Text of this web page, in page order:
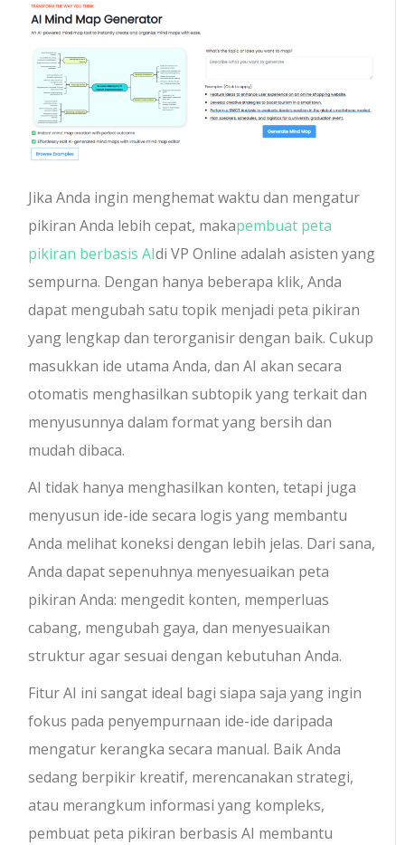
Jika Anda ingin menghemat waktu dan mengatur
pikiran Anda lebih cepat, makapembuat peta
pikiran berbasis AIdi VP Online adalah asisten yang
sempurna. Dengan hanya beberapa klik, Anda
dapat mengubah satu topik menjadi peta pikiran
yang lengkap dan terorganisir dengan baik. Cukup
masukkan ide utama Anda, dan AI akan secara
otomatis menghasilkan subtopik yang terkait dan
menyusunnya dalam format yang bersih dan
mudah dibaca.
AI tidak hanya menghasilkan konten, tetapi juga
menyusun ide-ide secara logis yang membantu
Anda melihat koneksi dengan lebih jelas. Dari sana,
Anda dapat sepenuhnya menyesuaikan peta
pikiran Anda: mengedit konten, memperluas
cabang, mengubah gaya, dan menyesuaikan
struktur agar sesuai dengan kebutuhan Anda.
Fitur AI ini sangat ideal bagi siapa saja yang ingin
fokus pada penyempurnaan ide-ide daripada
mengatur kerangka secara manual. Baik Anda
sedang berpikir kreatif, merencanakan strategi,
atau merangkum informasi yang kompleks,
pembuat peta pikiran berbasis AI membantu